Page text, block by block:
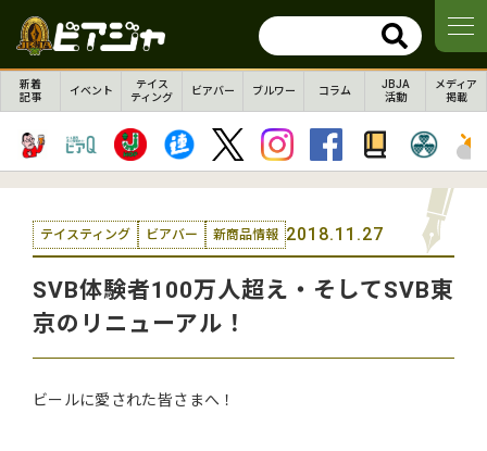
新着
記事
イベント
テイス
ティング
ビアバー ブルワー コラム
JBJA
活動
メディア
掲載
テイスティング ビアバー 新商品情報 2018.11.27
SVB体験者100万人超え・そしてSVB東
京のリニューアル！
ビールに愛された皆さまへ！